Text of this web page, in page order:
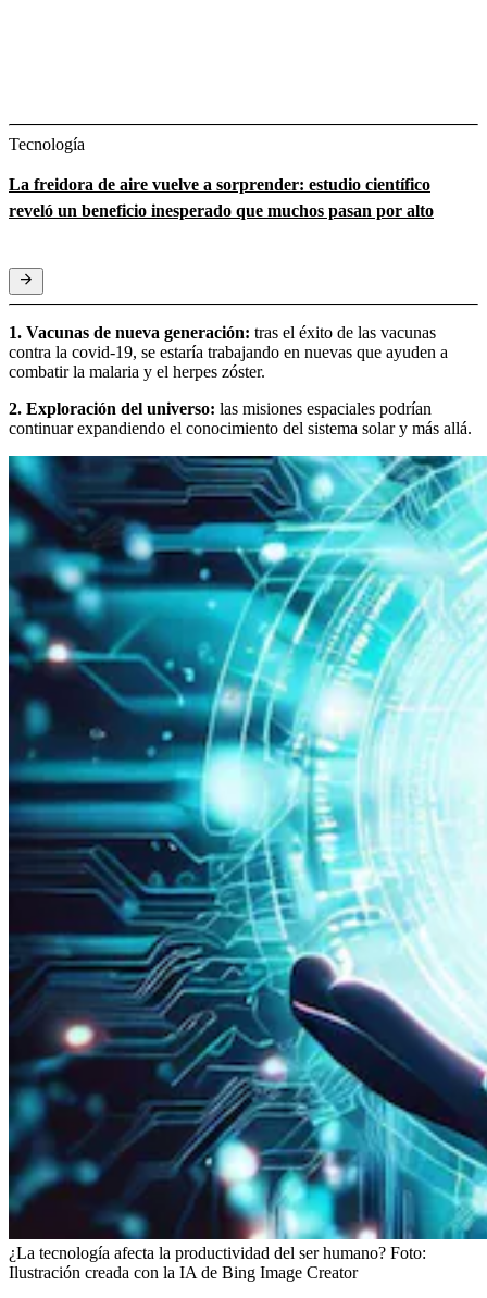
Tecnología
La freidora de aire vuelve a sorprender: estudio científico
reveló un beneficio inesperado que muchos pasan por alto
1. Vacunas de nueva generación: tras el éxito de las vacunas
contra la covid-19, se estaría trabajando en nuevas que ayuden a
combatir la malaria y el herpes zóster.
2. Exploración del universo: las misiones espaciales podrían
continuar expandiendo el conocimiento del sistema solar y más allá.
¿La tecnología afecta la productividad del ser humano? Foto:
Ilustración creada con la IA de Bing Image Creator